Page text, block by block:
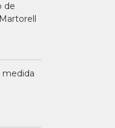
de
medida